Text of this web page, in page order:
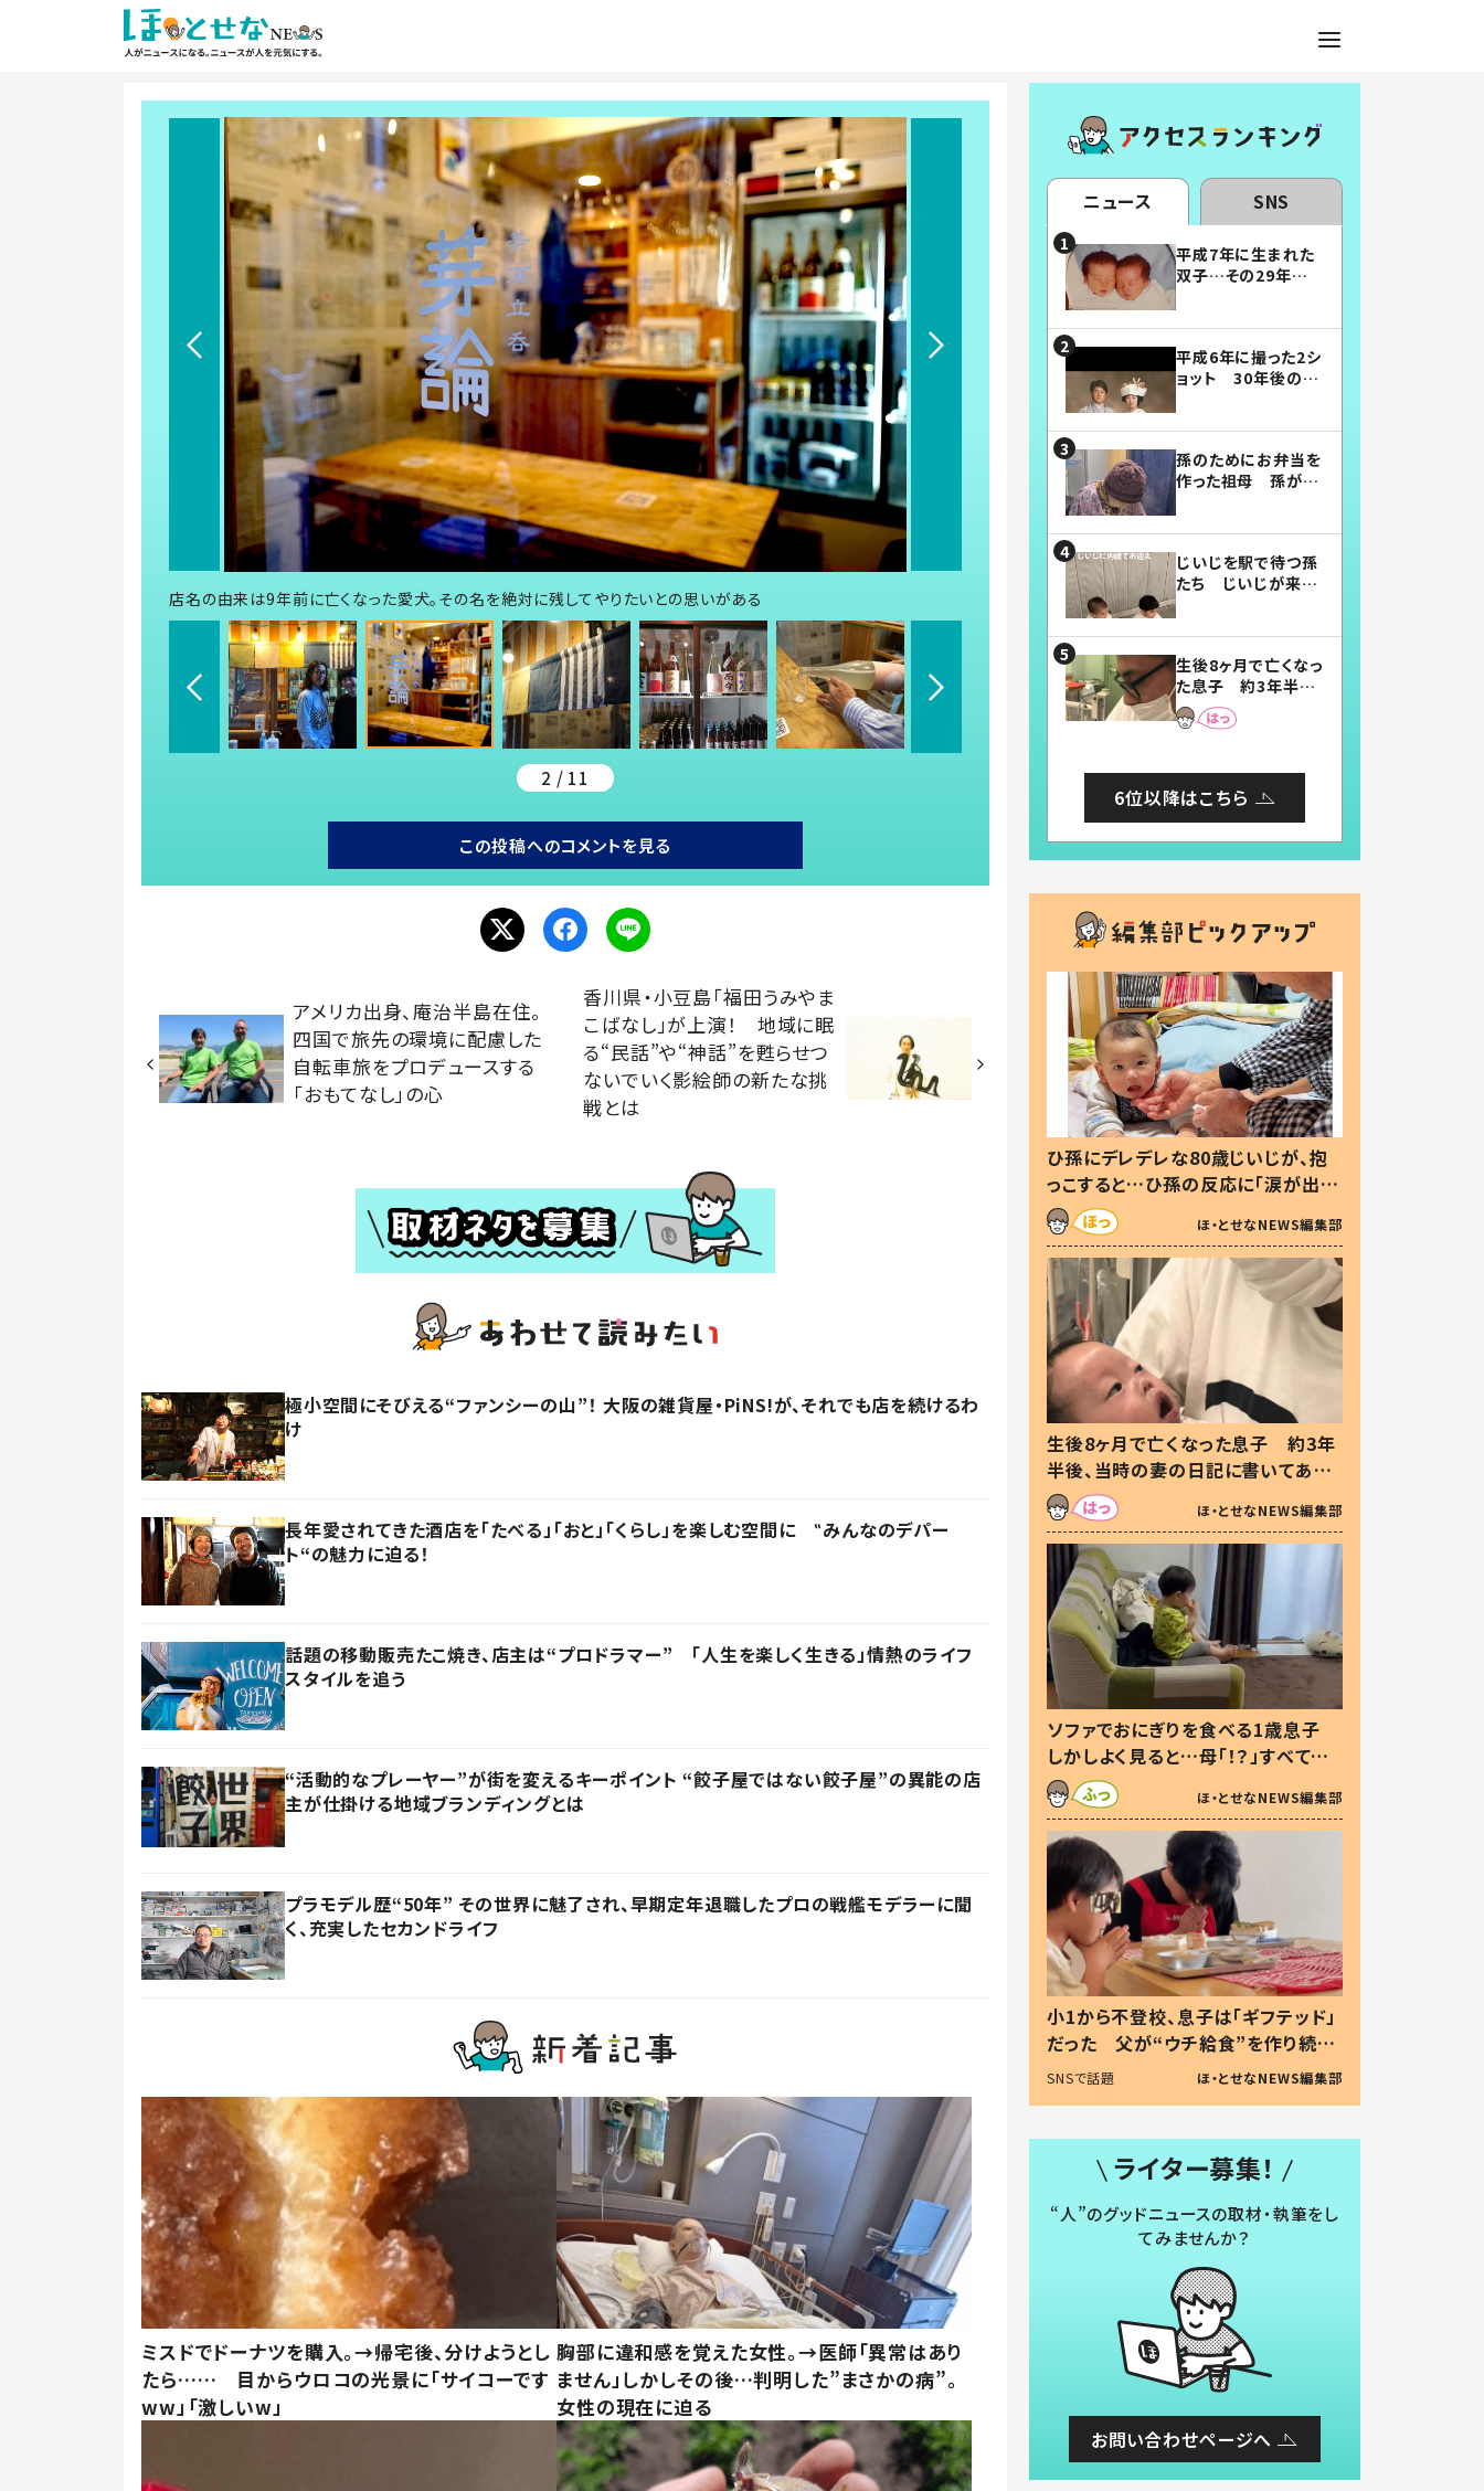
店名の由来は9年前に亡くなった愛犬。その名を絶対に残してやりたいとの思いがある
2 / 11
この投稿へのコメントを見る
アメリカ出身、庵治半島在住。
四国で旅先の環境に配慮した
自転車旅をプロデュースする
「おもてなし」の心
香川県・小豆島「福田うみやま
こばなし」が上演！ 地域に眠
る“民話”や“神話”を甦らせつ
ないでいく影絵師の新たな挑
戦とは
極小空間にそびえる“ファンシーの山”！ 大阪の雑貨屋・PiNS!が、それでも店を続けるわ
け
長年愛されてきた酒店を「たべる」「おと」「くらし」を楽しむ空間に ‟みんなのデパー
ト“の魅力に迫る！
話題の移動販売たこ焼き、店主は“プロドラマー” 「人生を楽しく生きる」情熱のライフ
スタイルを追う
“活動的なプレーヤー”が街を変えるキーポイント “餃子屋ではない餃子屋”の異能の店
主が仕掛ける地域ブランディングとは
プラモデル歴“50年” その世界に魅了され、早期定年退職したプロの戦艦モデラーに聞
く、充実したセカンドライフ
ミスドでドーナツを購入。→帰宅後、分けようとし
たら…… 目からウロコの光景に「サイコーです
ww」「激しいw」
胸部に違和感を覚えた女性。→医師「異常はあり
ません」しかしその後…判明した”まさかの病”。
女性の現在に迫る
ニュース SNS
平成7年に生まれた
双子…その29年後
平成6年に撮った2シ
ョット 30年後の姿
孫のためにお弁当を
作った祖母 孫が絶
じいじを駅で待つ孫
たち じいじが来た
まらない」「幸せにな
れる」
生後8ヶ月で亡くなっ
た息子 約3年半
後、当時の妻の日記
に書いてあった本音
6位以降はこちら
ひ孫にデレデレな80歳じいじが、抱
っこすると…ひ孫の反応に「涙が出ま
した」「可愛くて仕方ない」
ほ・とせなNEWS編集部
生後8ヶ月で亡くなった息子 約3年
半後、当時の妻の日記に書いてあっ
た本音とは
ほ・とせなNEWS編集部
ソファでおにぎりを食べる1歳息子
しかしよく見ると…母「！？」すべてを
察した母の投稿に「可愛いから許
す！」「現行犯〜」
ほ・とせなNEWS編集部
小1から不登校、息子は「ギフテッド」
だった 父が“ウチ給食”を作り続け
る理由とは #令和の親 #令和の子
SNSで話題 ほ・とせなNEWS編集部
ライター募集！
“人”のグッドニュースの取材・執筆をし
てみませんか？
お問い合わせページへ